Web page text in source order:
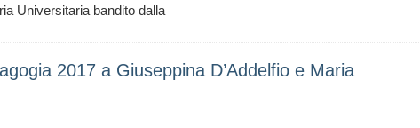
Universitaria bandito dalla
2017 a Giuseppina D’Addelfio e Maria